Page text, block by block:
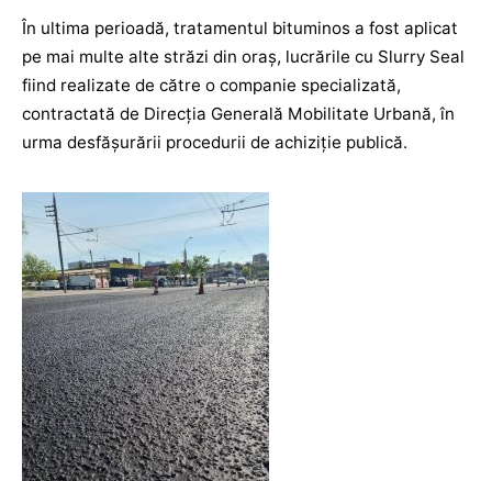
În ultima perioadă, tratamentul bituminos a fost aplicat
pe mai multe alte străzi din oraș, lucrările cu Slurry Seal
fiind realizate de către o companie specializată,
contractată de Direcția Generală Mobilitate Urbană, în
urma desfășurării procedurii de achiziție publică.